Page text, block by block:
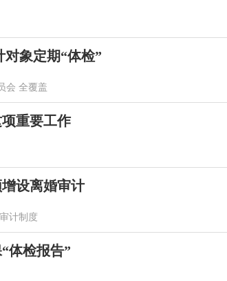
象定期“体检”
会 全覆盖
重要工作
设离婚审计
审计制度
体检报告”